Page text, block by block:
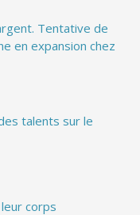
Tentative de
en expansion chez
talents sur le
corps